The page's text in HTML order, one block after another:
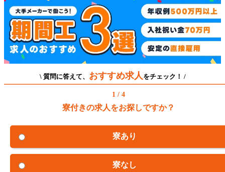
\ 質問に答えて、 おすすめ求人 をチェック！ /
1 / 4
寮付きの求人をお探しですか？
寮あり
寮なし